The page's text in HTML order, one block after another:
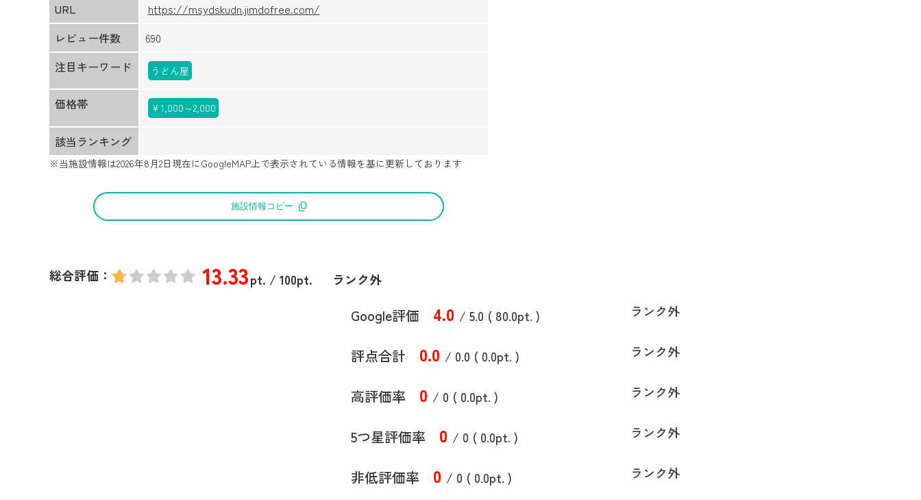
URL
https://msydskudn.jimdofree.com/
レビュー件数
690
注目キーワード
うどん屋
価格帯 ￥1,000～2,000
該当ランキング
※当施設情報は2026年8月2日現在にGoogleMAP上で表示されている情報を基に更新しております
施設情報コピー
総合評価： 13.33pt. / 100pt. ランク外
Google評価 4.0 / 5.0 ( 80.0pt. ) ランク外
評点合計 0.0 / 0.0 ( 0.0pt. ) ランク外
高評価率 0 / 0 ( 0.0pt. ) ランク外
5つ星評価率 0 / 0 ( 0.0pt. ) ランク外
非低評価率 0 / 0 ( 0.0pt. ) ランク外